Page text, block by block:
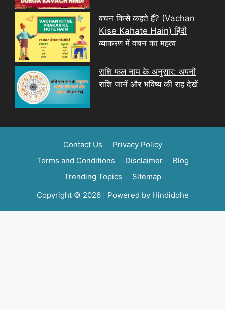
वचन किसे कहते हैं? (Vachan
Kise Kahate Hain) हिंदी
व्याकरण में वचन का महत्व
राशि फल नाम के अनुसार: अपनी
राशि जानें और भविष्य की राह देखें
Contact Us
Privacy Policy
Terms and Conditions
Disclaimer
Blog
Trending Topics
Sitemap
Copyright © 2026 | Powered by Hindidohe